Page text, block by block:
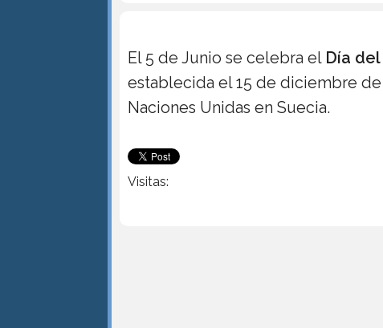
El 5 de Junio se celebra el Día
establecida el 15 de diciembre
Naciones Unidas en Suecia.
Visitas: